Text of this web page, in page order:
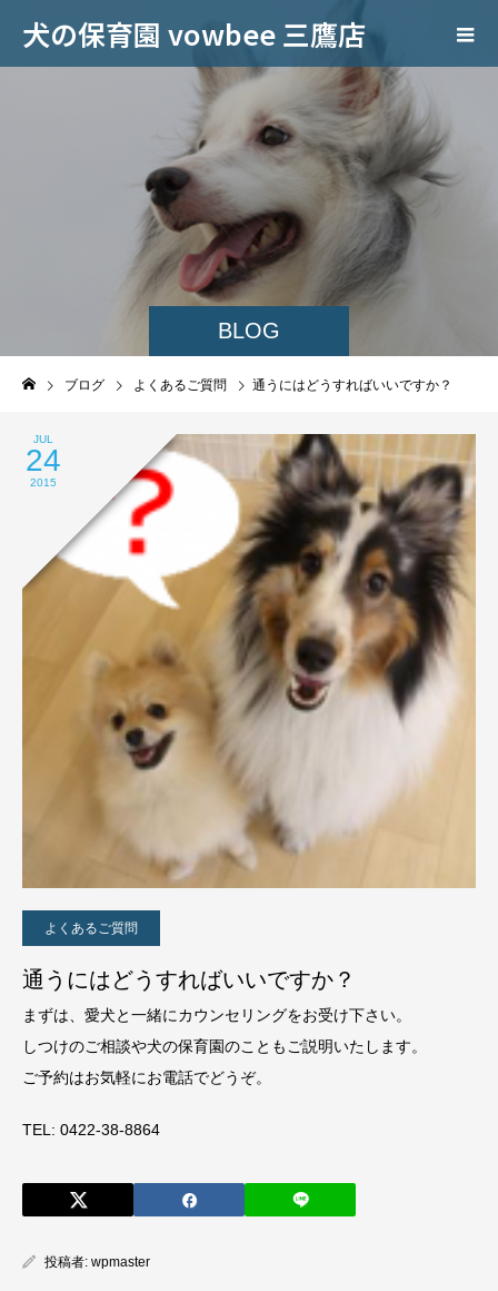
犬の保育園 vowbee 三鷹店
BLOG
ブログ よくあるご質問 通うにはどうすればいいですか？
JUL
24
2015
よくあるご質問
通うにはどうすればいいですか？
まずは、愛犬と一緒にカウンセリングをお受け下さい。
しつけのご相談や犬の保育園のこともご説明いたします。
ご予約はお気軽にお電話でどうぞ。
TEL: 0422-38-8864
投稿者: wpmaster